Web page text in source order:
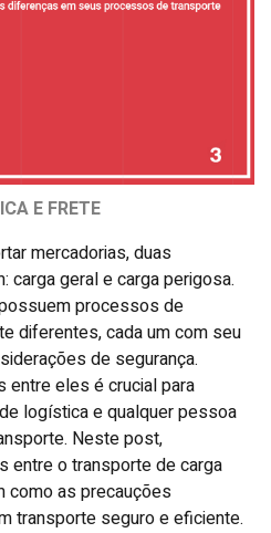
E FRETE
mercadorias, duas
carga geral e carga perigosa.
processos de
diferentes, cada um com seu
de segurança.
entre eles é crucial para
logística e qualquer pessoa
Neste post,
entre o transporte de carga
como as precauções
transporte seguro e eficiente.